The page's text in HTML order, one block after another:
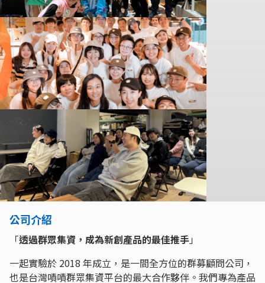
公司介紹
「透過群眾集資，成為新創產品的最佳推手」
一起實驗於 2018 年成立，是一間全方位的群募顧問公司，
也是台灣嘖嘖群眾集資平台的最大合作夥伴。我們專為產品